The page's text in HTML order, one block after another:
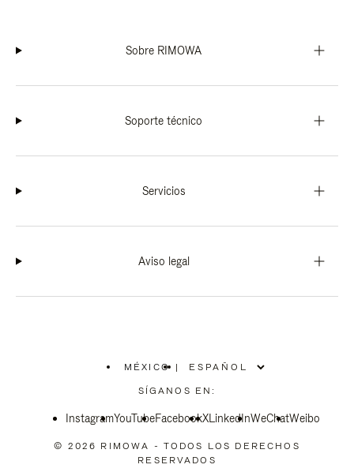
Sobre RIMOWA
Soporte técnico
Servicios
Aviso legal
MÉXICO
ELIGE
LA
|
SÍGANOS EN:
InstagramYouTubeFacebookXLinkedInWeChatWeibo
© 2026 RIMOWA - TODOS LOS DERECHOS
RESERVADOS